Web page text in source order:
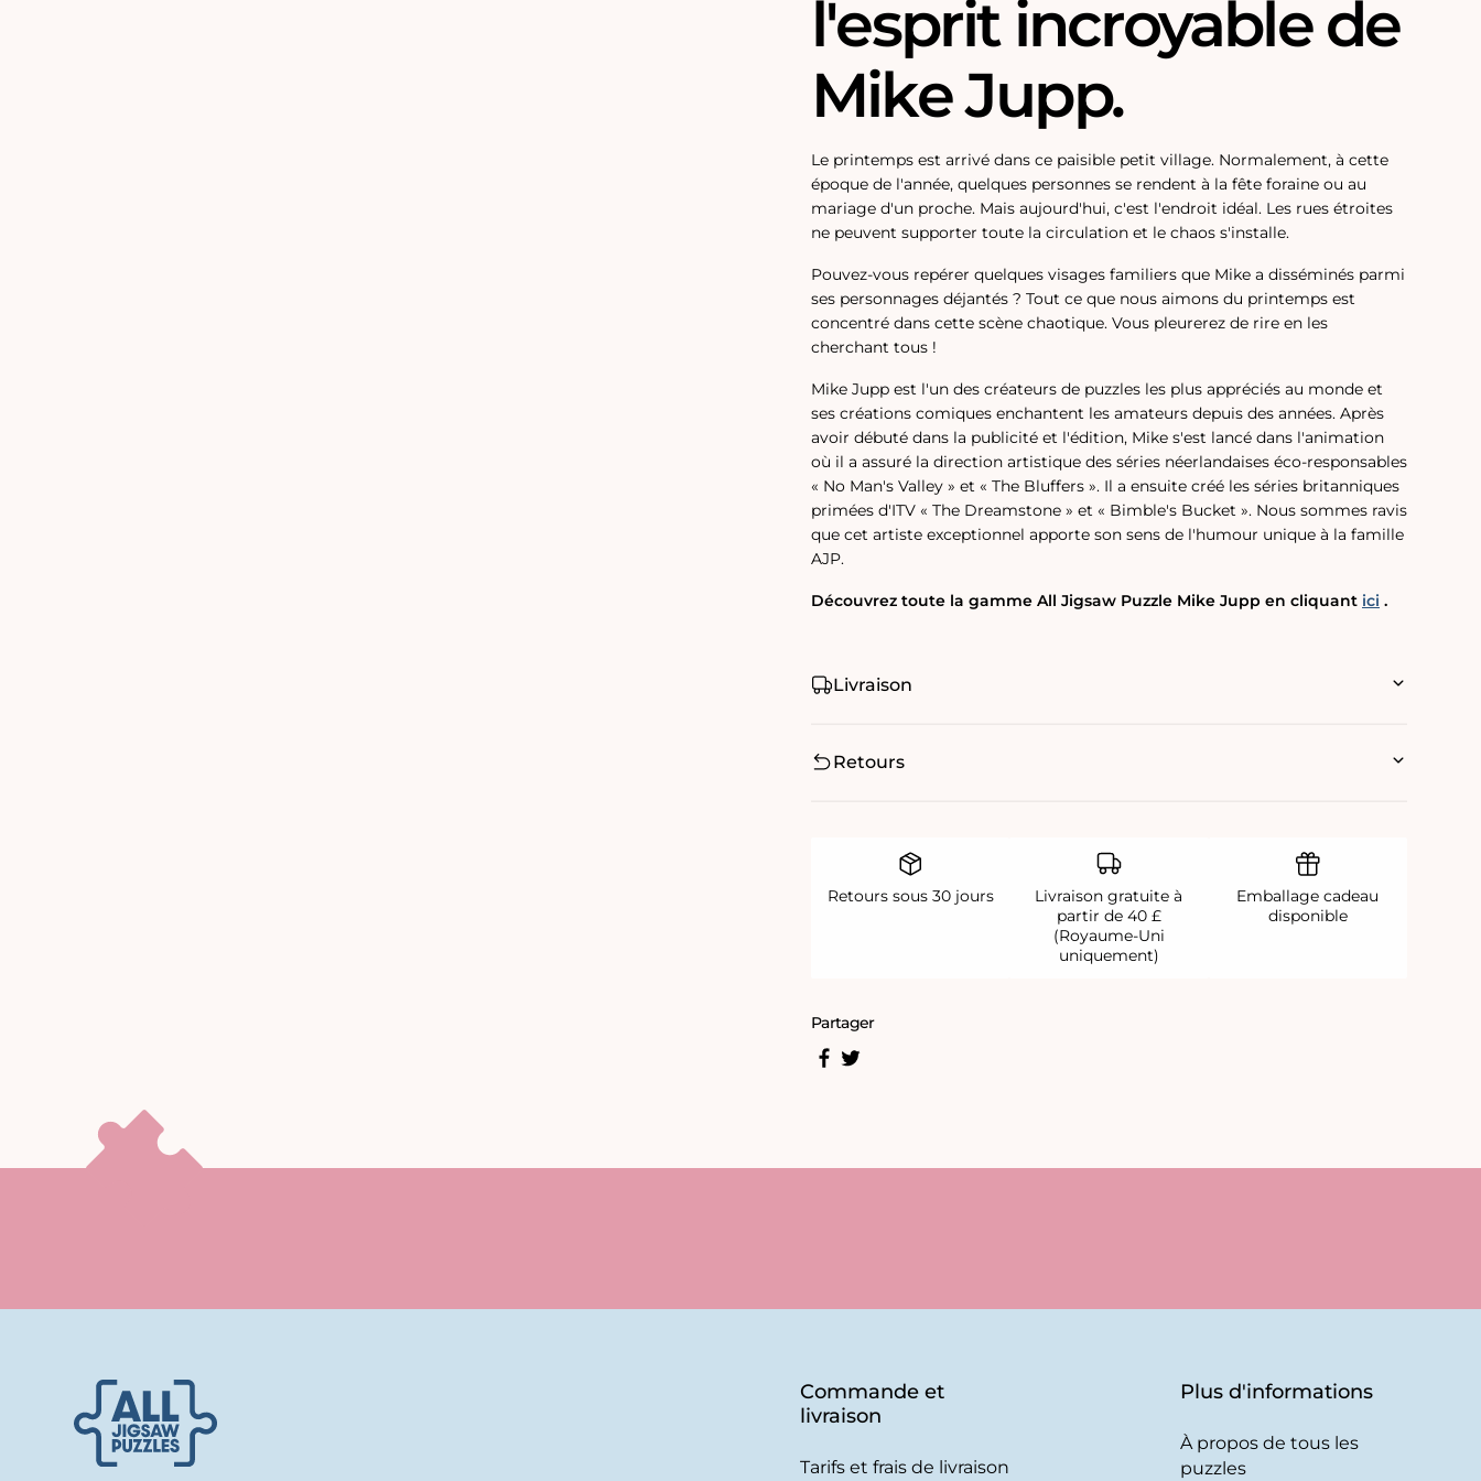
l'esprit incroyable de
Mike Jupp.
Le printemps est arrivé dans ce paisible petit village. Normalement, à cette
époque de l'année, quelques personnes se rendent à la fête foraine ou au
mariage d'un proche. Mais aujourd'hui, c'est l'endroit idéal. Les rues étroites
ne peuvent supporter toute la circulation et le chaos s'installe.
Pouvez-vous repérer quelques visages familiers que Mike a disséminés parmi
ses personnages déjantés ? Tout ce que nous aimons du printemps est
concentré dans cette scène chaotique. Vous pleurerez de rire en les
cherchant tous !
Mike Jupp est l'un des créateurs de puzzles les plus appréciés au monde et
ses créations comiques enchantent les amateurs depuis des années. Après
avoir débuté dans la publicité et l'édition, Mike s'est lancé dans l'animation
où il a assuré la direction artistique des séries néerlandaises éco-responsables
« No Man's Valley » et « The Bluffers ». Il a ensuite créé les séries britanniques
primées d'ITV « The Dreamstone » et « Bimble's Bucket ». Nous sommes ravis
que cet artiste exceptionnel apporte son sens de l'humour unique à la famille
AJP.
Découvrez toute la gamme All Jigsaw Puzzle Mike Jupp en cliquant ici .
Livraison
Retours
Retours sous 30 jours
Livraison gratuite à
partir de 40 £
(Royaume-Uni
uniquement)
Emballage cadeau
disponible
Partager
Commande et
livraison
Tarifs et frais de livraison
Plus d'informations
À propos de tous les
puzzles